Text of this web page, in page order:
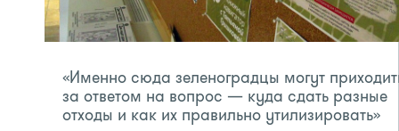
«Именно сюда зеленоградцы могут
за ответом на вопрос — куда сдать разные
отходы и как их правильно утилизировать»